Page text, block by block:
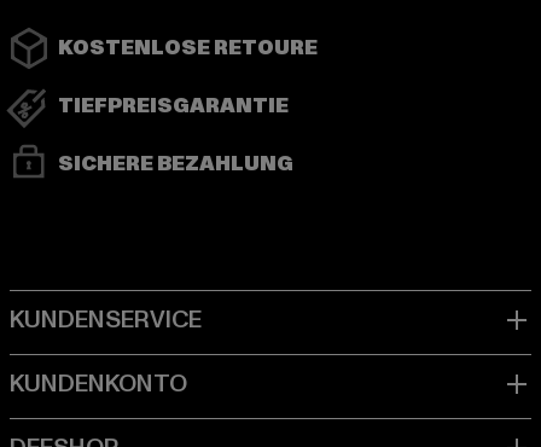
KOSTENLOSE RETOURE
TIEFPREISGARANTIE
SICHERE BEZAHLUNG